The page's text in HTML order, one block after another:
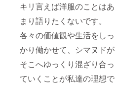
キリ言えば洋服のことはあ
まり語りたくないです。
各々の価値観や生活をしっ
かり働かせて、シマヌドが
そこへゆっくり混ざり合っ
ていくことが私達の理想で